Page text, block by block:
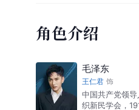
角色介绍
毛泽东
王仁君 饰
中国共产党领
织新民学会，